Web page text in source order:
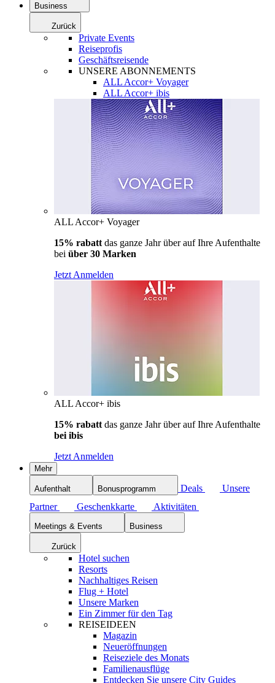
Business
Zurück
Private Events
Reiseprofis
Geschäftsreisende
UNSERE ABONNEMENTS
ALL Accor+ Voyager
ALL Accor+ ibis
ALL Accor+ Voyager
15% rabatt das ganze Jahr über auf Ihre Aufenthalte
bei über 30 Marken
Jetzt Anmelden
ALL Accor+ ibis
15% rabatt das ganze Jahr über auf Ihre Aufenthalte
bei ibis
Jetzt Anmelden
Mehr
Aufenthalt Bonusprogramm Deals
Unsere
Partner
Geschenkkarte Aktivitäten
Meetings & Events Business
Zurück
Hotel suchen
Resorts
Nachhaltiges Reisen
Flug + Hotel
Unsere Marken
Ein Zimmer für den Tag
REISEIDEEN
Magazin
Neueröffnungen
Reiseziele des Monats
Familienausflüge
Entdecken Sie unsere City Guides